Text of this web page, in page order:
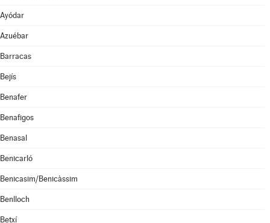
Ayódar
Azuébar
Barracas
Bejís
Benafer
Benafigos
Benasal
Benicarló
Benicasim/Benicàssim
Benlloch
Betxí